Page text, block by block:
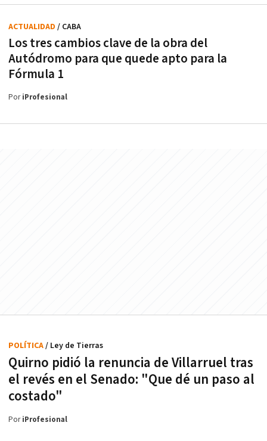
Los tres cambios clave de la obra del
Autódromo para que quede apto para la
Fórmula 1
ACTUALIDAD / CABA
PoriProfesional
Quirno pidió la renuncia de Villarruel tras
el revés en el Senado: "Que dé un paso al
costado"
POLÍTICA/ Ley de Tierras
PoriProfesional